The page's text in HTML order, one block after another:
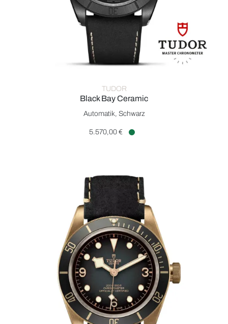
TUDOR
Black Bay Ceramic
TUDOR Black Bay Ceramic, Ref: M79210CNU-0001, Preis:
Automatik, Schwarz
5.570,00 €